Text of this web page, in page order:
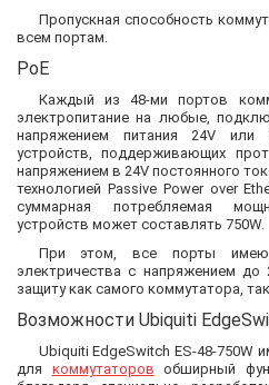
Пропускная способность
всем портам.
PoE
Каждый из 48-ми портов
электропитание на любые,
напряжением питания 24V или
устройств, поддерживающих
напряжением в 24V постоянного
технологией Passive Power over
суммарная потребляемая
устройств может составлять 750W.
При этом, все порты
электричества с напряжением
защиту как самого коммутатора,
Возможности Ubiquiti
Ubiquiti EdgeSwitch ES-48-750W
для коммутаторов обширный